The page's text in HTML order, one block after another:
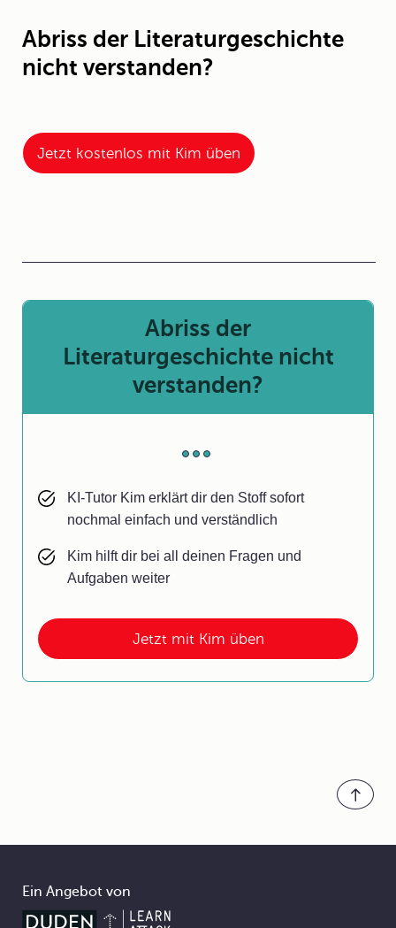
Abriss der Literaturgeschichte
nicht verstanden?
Jetzt kostenlos mit Kim üben
Jetzt mit Kim üben
Abriss der
Literaturgeschichte nicht
verstanden?
KI-Tutor Kim erklärt dir den Stoff sofort
nochmal einfach und verständlich
Kim hilft dir bei all deinen Fragen und
Aufgaben weiter
Ein Angebot von